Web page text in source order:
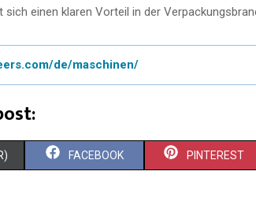
sich einen klaren Vorteil in der
de/maschinen/
FACEBOOK PINTEREST